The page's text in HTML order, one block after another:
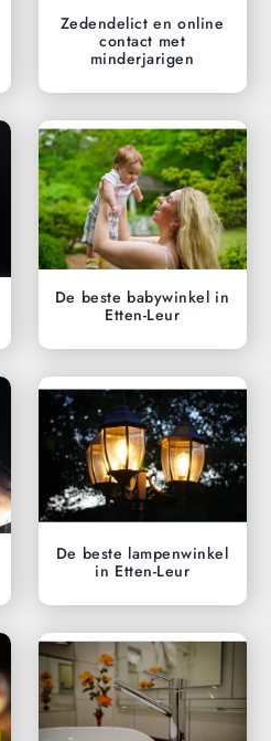
Zedendelict en online
contact met
minderjarigen
De beste babywinkel in
Etten-Leur
De beste lampenwinkel
in Etten-Leur